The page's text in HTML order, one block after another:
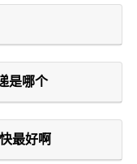
是哪个
最好啊